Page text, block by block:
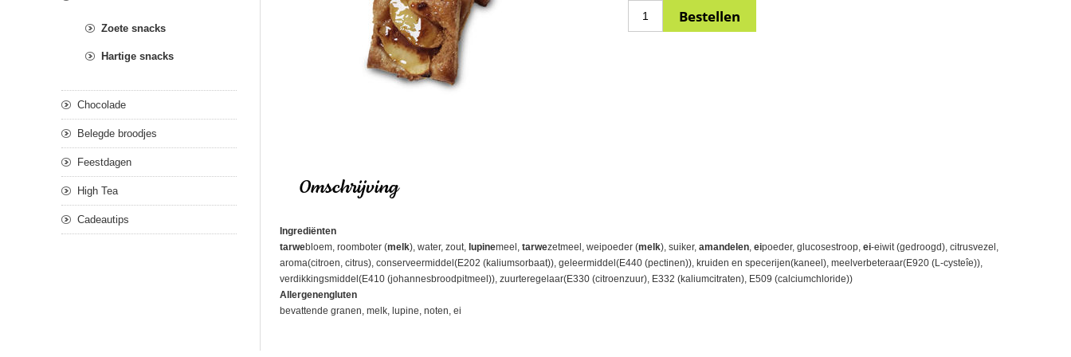
Omschrijving
Ingrediënten
tarwebloem, roomboter (melk), water, zout, lupinemeel, tarwezetmeel, weipoeder (melk), suiker, amandelen eipoeder, glucosestroop, ei-eiwit (gedroogd), citrusvezel,
aroma(citroen, citrus), conserveermiddel(E202 (kaliumsorbaat)), geleermiddel(E440 (pectinen)), kruiden en specerijen(kaneel), meelverbeteraar(E920 (L-cysteîe)),
verdikkingsmiddel(E410 (johannesbroodpitmeel)), zuurteregelaar(E330 (citroenzuur), E332 (kaliumcitraten), E509 (calciumchloride))
Allergenengluten
bevattende granen, melk, lupine, noten, ei
Zoete snacks
Hartige snacks
Chocolade
Belegde broodjes
Feestdagen
High Tea
Cadeautips